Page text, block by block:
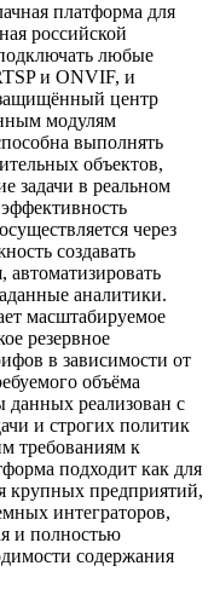
платформа для
российской
любые
и ONVIF, и
центр
модулям
выполнять
объектов,
задачи в реальном
через
создавать
аналитики.
масштабируемое
резервное
в зависимости от
объёма
реализован с
и строгих политик
требованиям к
подходит как для
крупных предприятий,
интеграторов,
и полностью
содержания